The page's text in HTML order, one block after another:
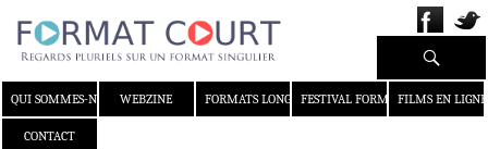
QUI SOMMES-NOUS ?WEBZINE FORMATS LONGS FESTIVAL FORMAT COURT
FILMS EN LIGNE
CONTACT
Recherche